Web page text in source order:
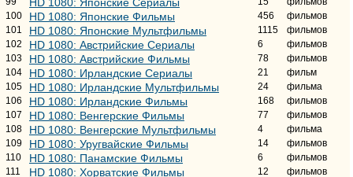
100
HD 1080: Японские Фильмы 456
фильмов
101
HD 1080: Японские Мультфильмы 1115
фильмов
102
HD 1080: Австрийские Сериалы 6
фильмов
103
HD 1080: Австрийские Фильмы 78
фильмов
104
HD 1080: Ирландские Сериалы 21
фильм
105
HD 1080: Ирландские Мультфильмы 24
фильма
106
HD 1080: Ирландские Фильмы 168
фильмов
107
HD 1080: Венгерские Фильмы 77
фильмов
108
HD 1080: Венгерские Мультфильмы 4
фильма
109
HD 1080: Уругвайские Фильмы 14
фильмов
110
HD 1080: Панамские Фильмы 6
фильмов
111
HD 1080: Хорватские Фильмы 12
фильмов